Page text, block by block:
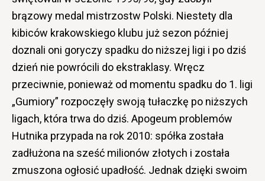
brązowy medal mistrzostw Polski. Niestety dla
kibiców krakowskiego klubu już sezon później
doznali oni goryczy spadku do niższej ligi i po dziś
dzień nie powrócili do ekstraklasy. Wręcz
przeciwnie, ponieważ od momentu spadku do 1. ligi
„Gumiory” rozpoczęły swoją tułaczkę po niższych
ligach, która trwa do dziś. Apogeum problemów
Hutnika przypada na rok 2010: spółka została
zadłużona na sześć milionów złotych i została
zmuszona ogłosić upadłość. Jednak dzięki swoim